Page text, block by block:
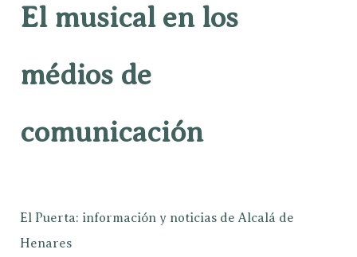
El musical en los
médios de
comunicación
El Puerta: información y noticias de Alcalá de
Henares